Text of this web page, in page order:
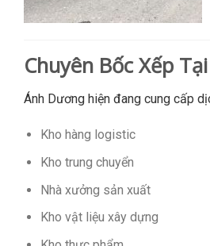
Chuyên Bốc Xếp
Ánh Dương hiện đang cung cấp
Kho hàng logistic
Kho trung chuyển
Nhà xưởng sản xuất
Kho vật liệu xây dựng